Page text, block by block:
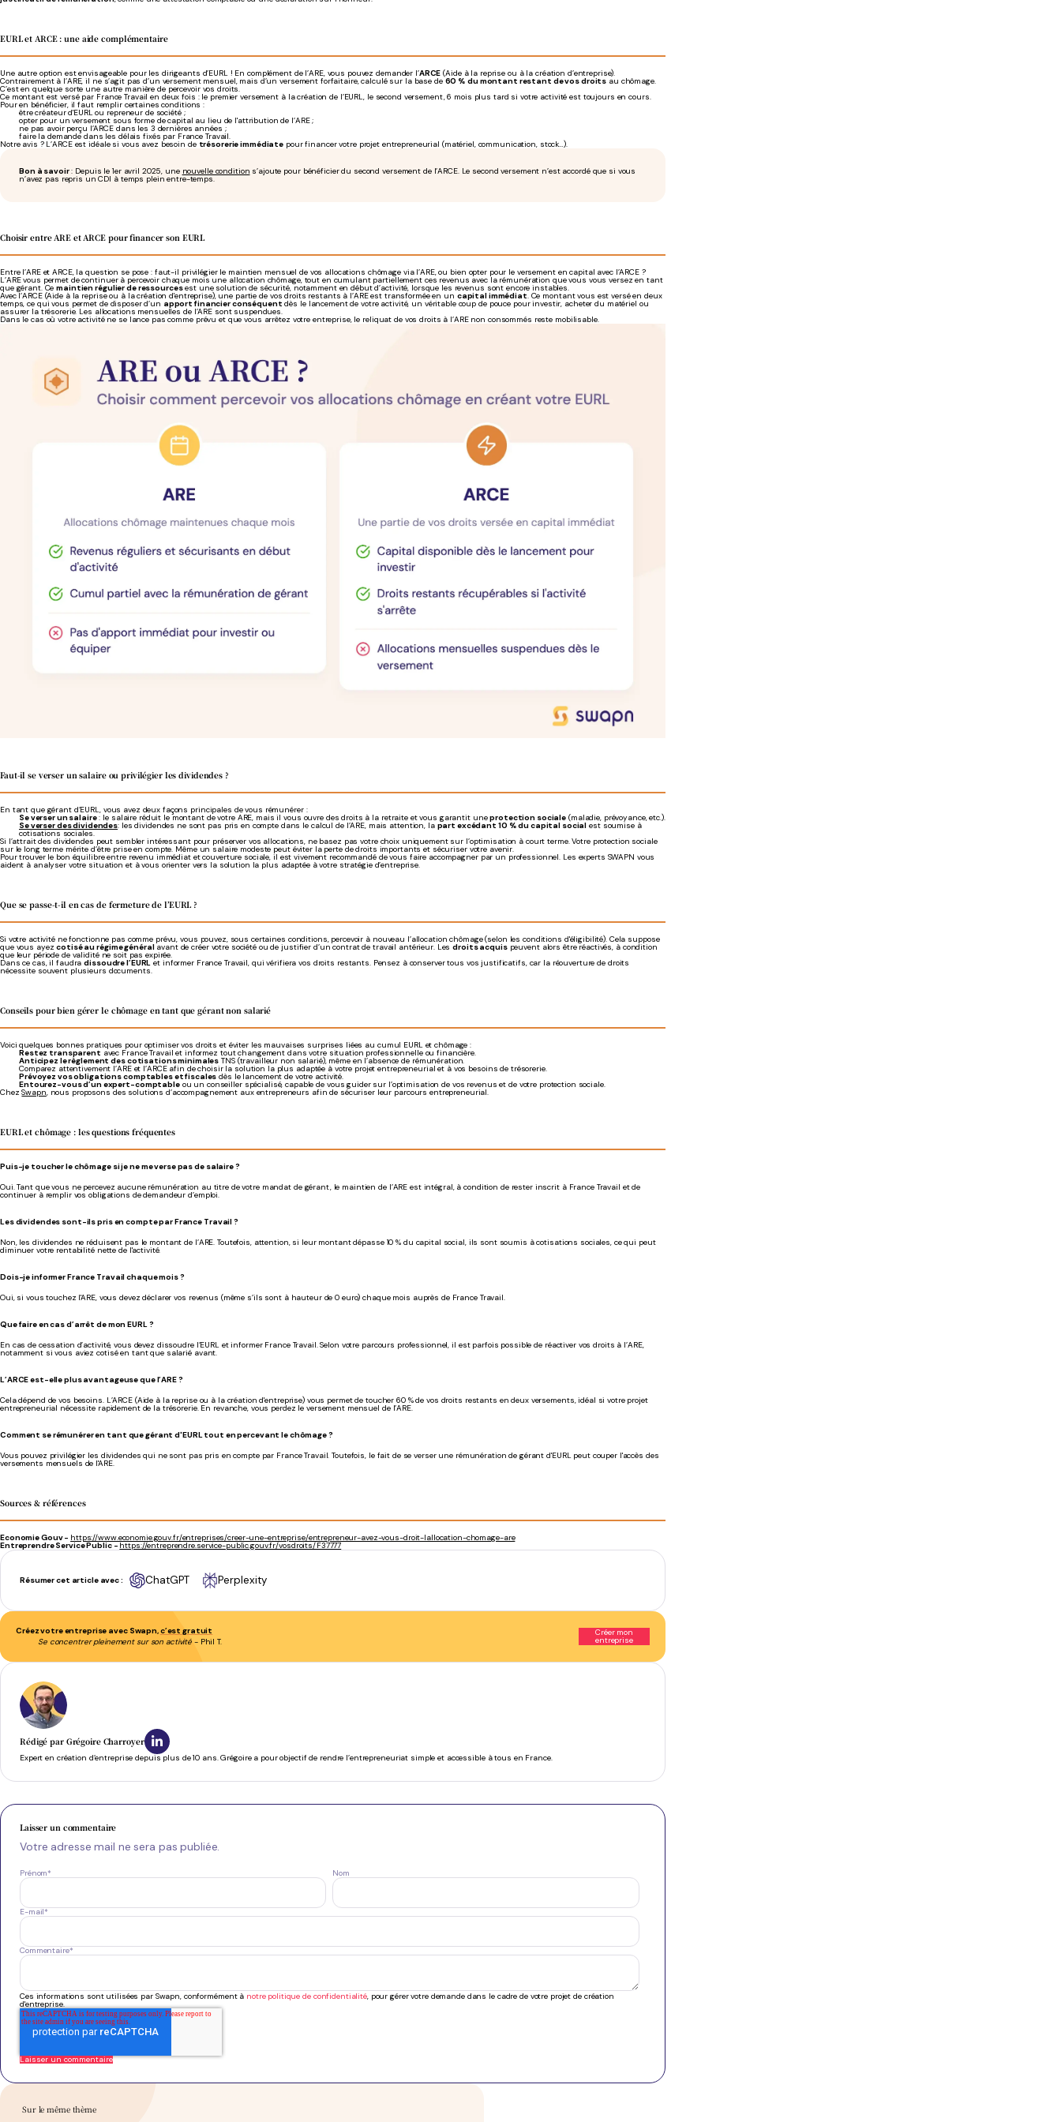
EURL et ARCE : une aide complémentaire
Une autre option est envisageable pour les dirigeants d’EURL ! En complément de l’ARE, vous pouvez demander l’ARCE (Aide à la reprise ou à la création d’entreprise).
Contrairement à l’ARE, il ne s’agit pas d’un versement mensuel, mais d’un versement forfaitaire, calculé sur la base de60 % du montant restant de vos droits au chômage.
C’est en quelque sorte une autre manière de percevoir vos droits.
Ce montant est versé par France Travail en deux fois : le premier versement à la création de l’EURL, le second versement, 6 mois plus tard si votre activité est toujours en cours.
Pour en bénéficier, il faut remplir certaines conditions :
être créateur d'EURL ou repreneur de société ;
opter pour un versement sous forme de capital au lieu de l'attribution de l’ARE ;
ne pas avoir perçu l’ARCE dans les 3 dernières années ;
faire la demande dans les délais fixés par France Travail.
Notre avis ? L’ARCE est idéale si vous avez besoin de trésorerie immédiate pour financer votre projet entrepreneurial (matériel, communication, stock…).
Bon à savoir: Depuis le 1er avril 2025, une nouvelle condition s’ajoute pour bénéficier du second versement de l’ARCE. Le second versement n’est accordé que si vous
n’avez pas repris un CDI à temps plein entre-temps.
Choisir entre ARE et ARCE pour financer son EURL
Entre l’ARE et ARCE, la question se pose : faut-il privilégier le maintien mensuel de vos allocations chômage via l’ARE, ou bien opter pour le versement en capital avec l’ARCE ?
L’ARE vous permet de continuer à percevoir chaque mois une allocation chômage, tout en cumulant partiellement ces revenus avec la rémunération que vous vous versez en tant
que gérant. Cemaintien régulier de ressourcesest une solution de sécurité, notamment en début d’activité, lorsque les revenus sont encore instables.
Avec l’ARCE (Aide à la reprise ou à la création d'entreprise), une partie de vos droits restants à l’ARE est transformée en un capital immédiat. Ce montant vous est versé en deux
temps, ce qui vous permet de disposer d’un apport financier conséquent dès le lancement de votre activité, un véritable coup de pouce pour investir, acheter du matériel ou
assurer la trésorerie. Les allocations mensuelles de l’ARE sont suspendues.
Dans le cas où votre activité ne se lance pas comme prévu et que vous arrêtez votre entreprise, le reliquat de vos droits à l’ARE non consommés reste mobilisable.
Faut-il se verser un salaire ou privilégier les dividendes ?
En tant que gérant d’EURL, vous avez deux façons principales de vous rémunérer :
Se verser un salaire: le salaire réduit le montant de votre ARE, mais il vous ouvre des droits à la retraite et vous garantit uneprotection sociale (maladie, prévoyance, etc.).
Se verser des dividendes: les dividendes ne sont pas pris en compte dans le calcul de l’ARE, mais attention, la part excédant 10 % du capital social est soumise à
cotisations sociales.
Si l’attrait des dividendes peut sembler intéressant pour préserver vos allocations, ne basez pas votre choix uniquement sur l’optimisation à court terme. Votre protection sociale
sur le long terme mérite d’être prise en compte. Même un salaire modeste peut éviter la perte de droits importants et sécuriser votre avenir.
Pour trouver le bon équilibre entre revenu immédiat et couverture sociale, il est vivement recommandé de vous faire accompagner par un professionnel. Les experts SWAPN vous
aident à analyser votre situation et à vous orienter vers la solution la plus adaptée à votre stratégie d’entreprise.
Que se passe-t-il en cas de fermeture de l’EURL ?
Si votre activité ne fonctionne pas comme prévu, vous pouvez, sous certaines conditions, percevoir à nouveau l’allocation chômage (selon les conditions d'éligibilité). Cela suppose
que vous ayezcotisé au régime généralavant de créer votre société ou de justifier d’un contrat de travail antérieur. Lesdroits acquispeuvent alors être réactivés, à condition
que leur période de validité ne soit pas expirée.
Dans ce cas, il faudradissoudre l’EURL et informer France Travail, qui vérifiera vos droits restants. Pensez à conserver tous vos justificatifs, car la réouverture de droits
nécessite souvent plusieurs documents.
Conseils pour bien gérer le chômage en tant que gérant non salarié
Voici quelques bonnes pratiques pour optimiser vos droits et éviter les mauvaises surprises liées au cumul EURL et chômage :
Restez transparent avec France Travail et informez tout changement dans votre situation professionnelle ou financière.
Anticipez le règlement des cotisations minimales TNS (travailleur non salarié), même en l’absence de rémunération.
Comparez attentivement l’ARE et l’ARCE afin de choisir la solution la plus adaptée à votre projet entrepreneurial et à vos besoins de trésorerie.
Prévoyez vos obligations comptables et fiscales dès le lancement de votre activité.
Entourez-vous d’un expert-comptableou un conseiller spécialisé, capable de vous guider sur l’optimisation de vos revenus et de votre protection sociale.
ChezSwapn, nous proposons des solutions d’accompagnement aux entrepreneurs afin de sécuriser leur parcours entrepreneurial.
EURL et chômage : les questions fréquentes
Puis-je toucher le chômage si je ne me verse pas de salaire ?
Oui. Tant que vous ne percevez aucune rémunération au titre de votre mandat de gérant, le maintien de l’ARE est intégral, à condition de rester inscrit à France Travail et de
continuer à remplir vos obligations de demandeur d’emploi.
Les dividendes sont-ils pris en compte par France Travail ?
Non, les dividendes ne réduisent pas le montant de l’ARE. Toutefois, attention, si leur montant dépasse 10 % du capital social, ils sont soumis à cotisations sociales, ce qui peut
diminuer votre rentabilité nette de l'activité.
Dois-je informer France Travail chaque mois ?
Oui, si vous touchez l'ARE, vous devez déclarer vos revenus (même s’ils sont à hauteur de 0 euro) chaque mois auprès de France Travail.
Que faire en cas d’arrêt de mon EURL ?
En cas de cessation d’activité, vous devez dissoudre l’EURL et informer France Travail. Selon votre parcours professionnel, il est parfois possible de réactiver vos droits à l’ARE,
notamment si vous aviez cotisé en tant que salarié avant.
L’ARCE est-elle plus avantageuse que l’ARE ?
Cela dépend de vos besoins. L’ARCE (Aide à la reprise ou à la création d'entreprise) vous permet de toucher 60 % de vos droits restants en deux versements, idéal si votre projet
entrepreneurial nécessite rapidement de la trésorerie. En revanche, vous perdez le versement mensuel de l’ARE.
Comment se rémunérer en tant que gérant d'EURL tout en percevant le chômage ?
Vous pouvez privilégier les dividendes qui ne sont pas pris en compte par France Travail. Toutefois, le fait de se verser une rémunération de gérant d'EURL peut couper l'accès des
versements mensuels de l'ARE.
Sources & références
Economie Gouv - https://www.economie.gouv.fr/entreprises/creer-une-entreprise/entrepreneur-avez-vous-droit-lallocation-chomage-are
Entreprendre Service Public -https://entreprendre.service-public.gouv.fr/vosdroits/F37777
Résumer cet article avec : ChatGPT Perplexity
Créez votre entreprise avec Swapn,c’est gratuit
Se concentrer pleinement sur son activité - Phil T.
Créer mon
entreprise
Rédigé par Grégoire Charroyer
Expert en création d’entreprise depuis plus de 10 ans. Grégoire a pour objectif de rendre l’entrepreneuriat simple et accessible à tous en France.
Laisser un commentaire
Votre adresse mail ne sera pas publiée.
Prénom* Nom
E-mail*
Commentaire*
Ces informations sont utilisées par Swapn, conformément à notre politique de confidentialité, pour gérer votre demande dans le cadre de votre projet de création
d'entreprise.
Sur le même thème